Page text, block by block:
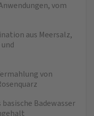
vom
aus Meersalz,
von
Badewasser